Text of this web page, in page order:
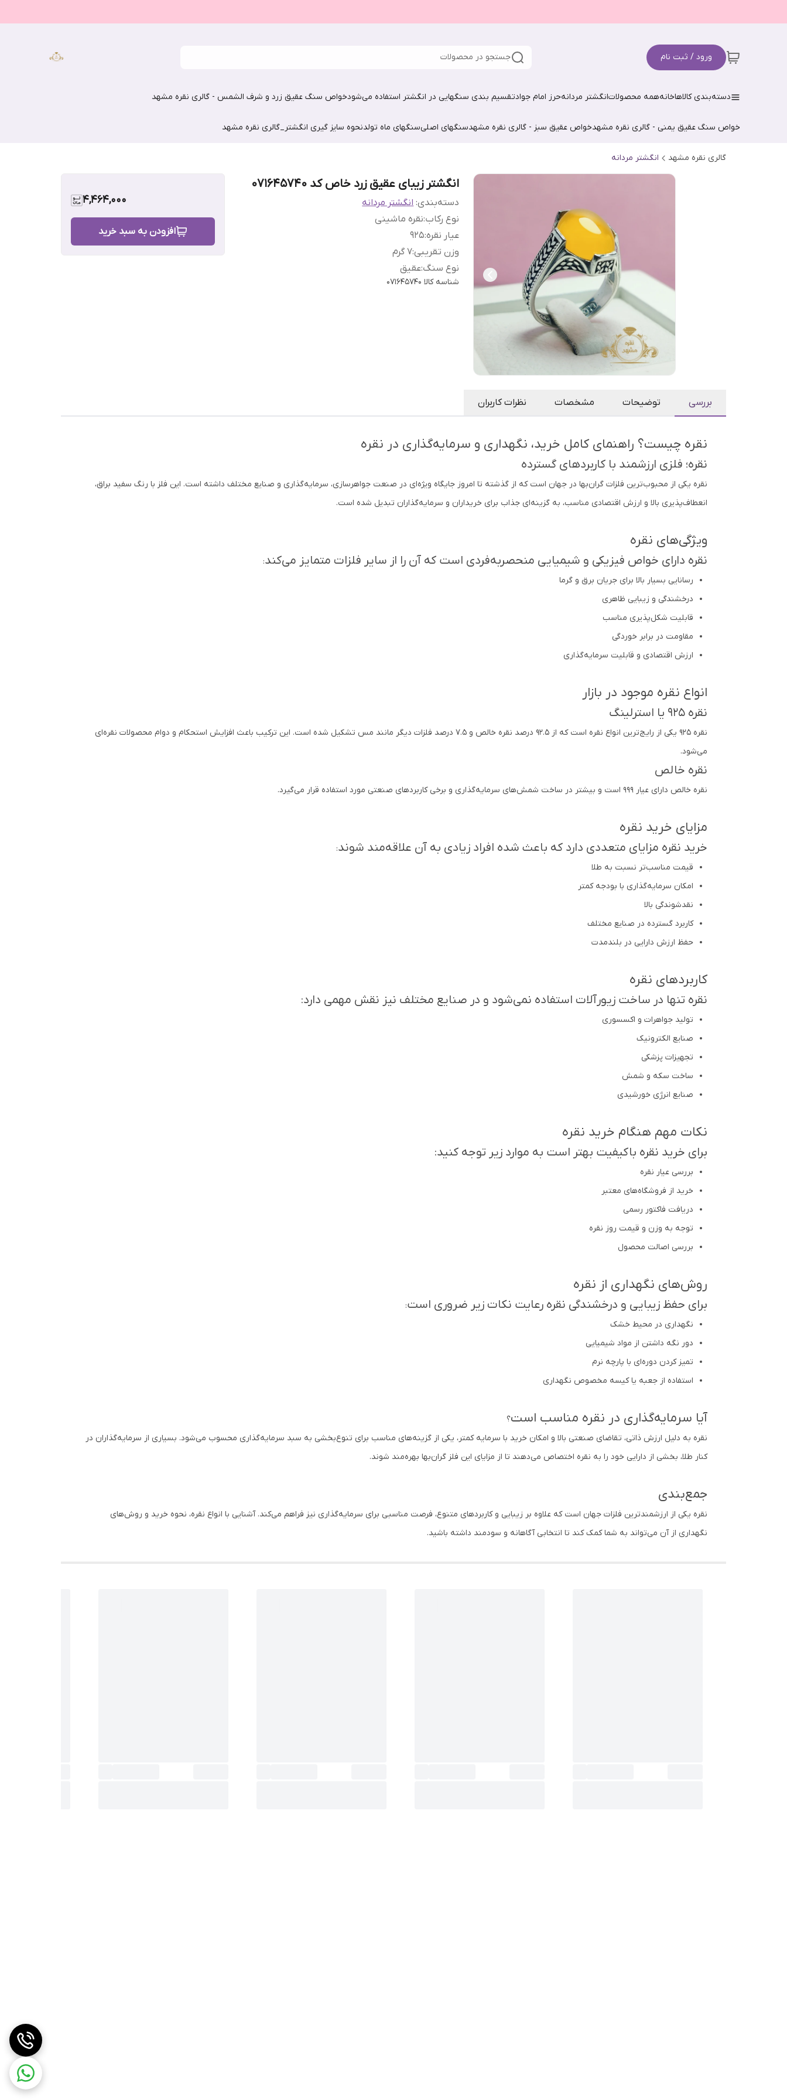
ورود / ثبت نام جستجو در محصولات
دسته‌بندی کالاهاخانههمه محصولاتانگشتر مردانهحرز امام جوادتقسیم بندی سنگهایی در انگشتر استفاده می‌شودخواص سنگ عقیق زرد و شرف الشمس - گالری نقره مشهد
خواص سنگ عقیق یمنی - گالری نقره مشهدخواص عقیق سبز - گالری نقره مشهدسنگهای اصلیسنگهای ماه تولدنحوه سایز گیری انگشتر_گالری نقره مشهد
گالری نقره مشهد انگشتر مردانه
انگشتر زیبای عقیق زرد خاص کد 071645740
دسته‌بندی:انگشتر مردانه
نوع رکاب:نقره ماشینی
عیار نقره:
925
وزن تقریبی:7 گرم
نوع سنگ:عقیق
شناسه کالا 071645740
4,464,000
افزودن به سبد خرید
بررسی توضیحات مشخصات نظرات کاربران
نقره چیست؟ راهنمای کامل خرید، نگهداری و سرمایه‌گذاری در نقره
نقره؛ فلزی ارزشمند با کاربردهای گسترده
نقره یکی از محبوب‌ترین فلزات گران‌بها در جهان است که از گذشته تا امروز جایگاه ویژه‌ای در صنعت جواهرسازی، سرمایه‌گذاری و صنایع مختلف داشته است. این فلز با رنگ سفید براق،
انعطاف‌پذیری بالا و ارزش اقتصادی مناسب، به گزینه‌ای جذاب برای خریداران و سرمایه‌گذاران تبدیل شده است.
ویژگی‌های نقره
نقره دارای خواص فیزیکی و شیمیایی منحصربه‌فردی است که آن را از سایر فلزات متمایز می‌کند:
رسانایی بسیار بالا برای جریان برق و گرما
درخشندگی و زیبایی ظاهری
قابلیت شکل‌پذیری مناسب
مقاومت در برابر خوردگی
ارزش اقتصادی و قابلیت سرمایه‌گذاری
انواع نقره موجود در بازار
نقره 925 یا استرلینگ
نقره 925 یکی از رایج‌ترین انواع نقره است که از 92.5 درصد نقره خالص و 7.5 درصد فلزات دیگر مانند مس تشکیل شده است. این ترکیب باعث افزایش استحکام و دوام محصولات نقره‌ای
می‌شود.
نقره خالص
نقره خالص دارای عیار 999 است و بیشتر در ساخت شمش‌های سرمایه‌گذاری و برخی کاربردهای صنعتی مورد استفاده قرار می‌گیرد.
مزایای خرید نقره
خرید نقره مزایای متعددی دارد که باعث شده افراد زیادی به آن علاقه‌مند شوند:
قیمت مناسب‌تر نسبت به طلا
امکان سرمایه‌گذاری با بودجه کمتر
نقدشوندگی بالا
کاربرد گسترده در صنایع مختلف
حفظ ارزش دارایی در بلندمدت
کاربردهای نقره
نقره تنها در ساخت زیورآلات استفاده نمی‌شود و در صنایع مختلف نیز نقش مهمی دارد:
تولید جواهرات و اکسسوری
صنایع الکترونیک
تجهیزات پزشکی
ساخت سکه و شمش
صنایع انرژی خورشیدی
نکات مهم هنگام خرید نقره
برای خرید نقره باکیفیت بهتر است به موارد زیر توجه کنید:
بررسی عیار نقره
خرید از فروشگاه‌های معتبر
دریافت فاکتور رسمی
توجه به وزن و قیمت روز نقره
بررسی اصالت محصول
روش‌های نگهداری از نقره
برای حفظ زیبایی و درخشندگی نقره رعایت نکات زیر ضروری است:
نگهداری در محیط خشک
دور نگه داشتن از مواد شیمیایی
تمیز کردن دوره‌ای با پارچه نرم
استفاده از جعبه یا کیسه مخصوص نگهداری
آیا سرمایه‌گذاری در نقره مناسب است؟
نقره به دلیل ارزش ذاتی، تقاضای صنعتی بالا و امکان خرید با سرمایه کمتر، یکی از گزینه‌های مناسب برای تنوع‌بخشی به سبد سرمایه‌گذاری محسوب می‌شود. بسیاری از سرمایه‌گذاران در
کنار طلا، بخشی از دارایی خود را به نقره اختصاص می‌دهند تا از مزایای این فلز گران‌بها بهره‌مند شوند.
جمع‌بندی
نقره یکی از ارزشمندترین فلزات جهان است که علاوه بر زیبایی و کاربردهای متنوع، فرصت مناسبی برای سرمایه‌گذاری نیز فراهم می‌کند. آشنایی با انواع نقره، نحوه خرید و روش‌های
نگهداری از آن می‌تواند به شما کمک کند تا انتخابی آگاهانه و سودمند داشته باشید.